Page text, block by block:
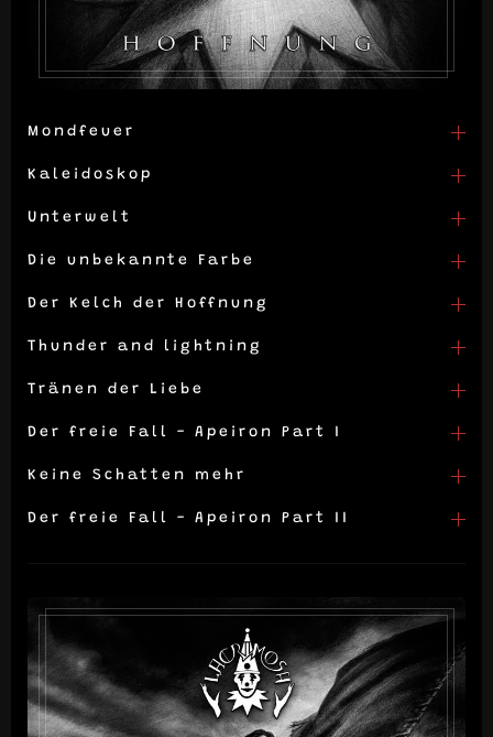
Mondfeuer
Kaleidoskop
Unterwelt
Die unbekannte Farbe
Der Kelch der Hoffnung
Thunder and lightning
Tränen der Liebe
Der freie Fall - Apeiron Part I
Keine Schatten mehr
Der freie Fall - Apeiron Part II